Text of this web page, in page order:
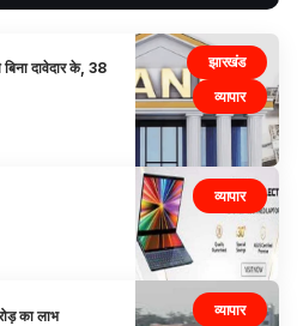
झारखंड
व्यापार
दावेदार के, 38
व्यापार
व्यापार
का लाभ